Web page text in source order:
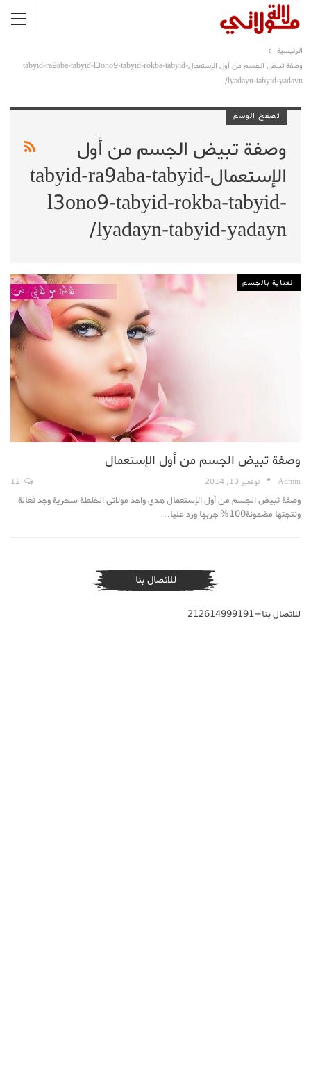
الرئيسية
وصفة تبيض الجسم من أول الإستعمالtabyid-ra9aba-tabyid-l3ono9-tabyid-rokba-tabyid-
lyadayn-tabyid-yadayn/
تصفح الوسم
وصفة تبيض الجسم من أول
الإستعمالtabyid-ra9aba-tabyid-
l3ono9-tabyid-rokba-tabyid-
lyadayn-tabyid-yadayn/
العناية بالجسم
وصفة تبيض الجسم من أول الإستعمال
Admin نوفمبر 10, 2014
وصفة تبيض الجسم من أول الإستعمال هدي واحد مولاتي الخلطة سحرية وجد فعالة
ونتجتها مضمونة100% جربها ورد عليا…
للاتصال بنا
للاتصال بنا+212614999191